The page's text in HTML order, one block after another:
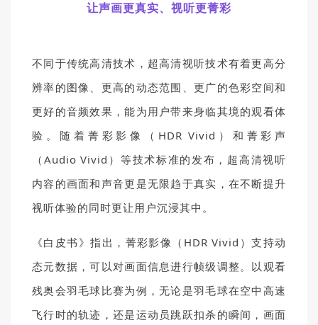
让声画更真实、视听更菁彩
不同于传统高清技术，超高清视听技术有着更高分
辨率的图像、更高的动态范围、更广的色彩空间和
更好的音频效果，能为用户带来身临其境的观看体
验。随着菁彩影像（HDR Vivid）和菁彩声
（Audio Vivid）等技术标准的发布，超高清视听
内容的画面和声音更是无限趋于真实，在不断提升
视听体验的同时更让用户沉浸其中。
《白皮书》指出，菁彩影像（HDR Vivid）支持动
态元数据，可以对画面信息进行帧级调整。 以观看
残奥会羽毛球比赛为例，无论是羽毛球在空中高速
飞行时的轨迹，还是运动员跳跃扣杀的瞬间，画面